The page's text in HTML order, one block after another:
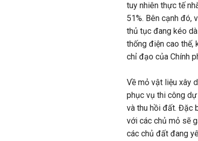
tuy nhiên thực tế
51%. Bên cạnh đó,
thủ tục đang kéo
thống điện cao thế,
chỉ đạo của Chính
Về mỏ vật liệu xây
phục vụ thi công
và thu hồi đất. Đặc
với các chủ mỏ sẽ
các chủ đất đang